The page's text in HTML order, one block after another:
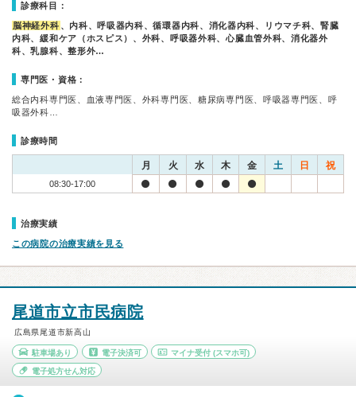
診療科目：
脳神経外科 、内科、呼吸器内科、循環器内科、消化器内科、リウマチ科、腎臓
内科、緩和ケア（ホスピス）、外科、呼吸器外科、心臓血管外科、消化器外
科、乳腺科、整形外…
専門医・資格：
総合内科専門医、血液専門医、外科専門医、糖尿病専門医、呼吸器専門医、呼
吸器外科…
診療時間
月 火 水 木 金 土 日 祝
08:30-17:00
治療実績
この病院の治療実績を見る
尾道市立市民病院
広島県尾道市新高山
駐車場あり 電子決済可 マイナ受付 (スマホ可)
電子処方せん対応